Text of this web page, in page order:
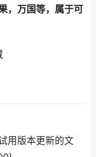
，万国等，属于可
用版本更新的文